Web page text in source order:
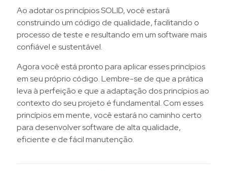
Ao adotar os princípios SOLID, você estará
construindo um código de qualidade, facilitando o
processo de teste e resultando em um software mais
confiável e sustentável.
Agora você está pronto para aplicar esses princípios
em seu próprio código. Lembre-se de que a prática
leva à perfeição e que a adaptação dos princípios ao
contexto do seu projeto é fundamental. Com esses
princípios em mente, você estará no caminho certo
para desenvolver software de alta qualidade,
eficiente e de fácil manutenção.